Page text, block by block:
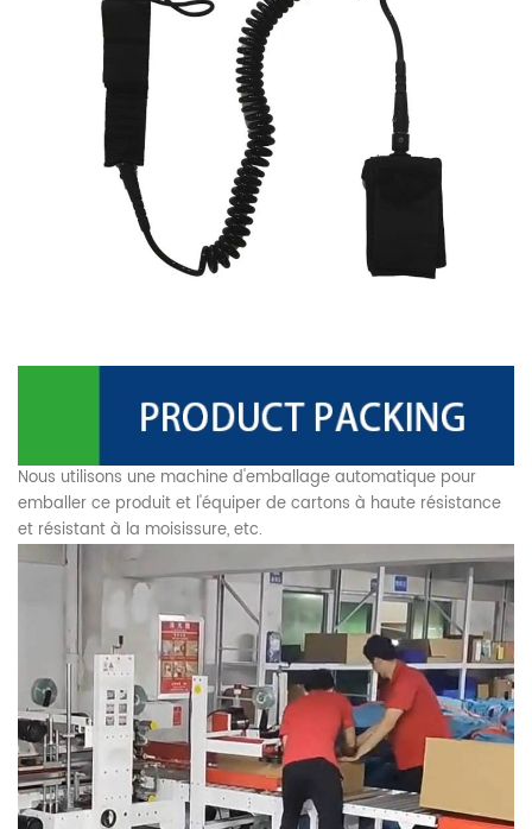
Nous utilisons une machine d'emballage automatique pour
emballer ce produit et l'équiper de cartons à haute résistance
et résistant à la moisissure, etc.